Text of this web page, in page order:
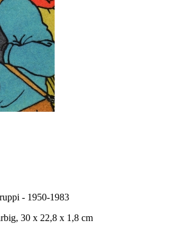
- 1950-1983
30 x 22,8 x 1,8 cm